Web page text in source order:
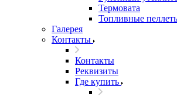
Термовата
Топливные
Галерея
Контакты
Контакты
Реквизиты
Где купить